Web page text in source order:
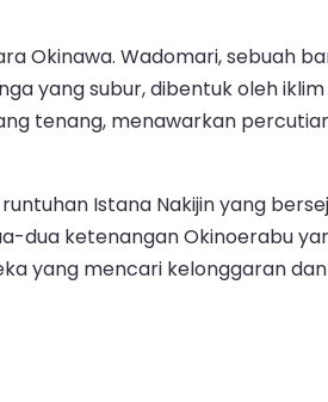
Okinawa. Wadomari, sebuah
yang subur, dibentuk oleh
tenang, menawarkan
Istana Nakijin yang
dua ketenangan Okinoerabu
yang mencari kelonggaran dan